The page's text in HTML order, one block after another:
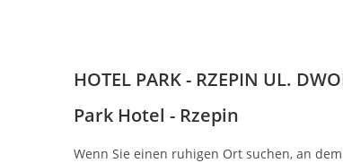
HOTEL PARK - RZEPIN UL.
Park Hotel - Rzepin
Wenn Sie einen ruhigen Ort suchen, an